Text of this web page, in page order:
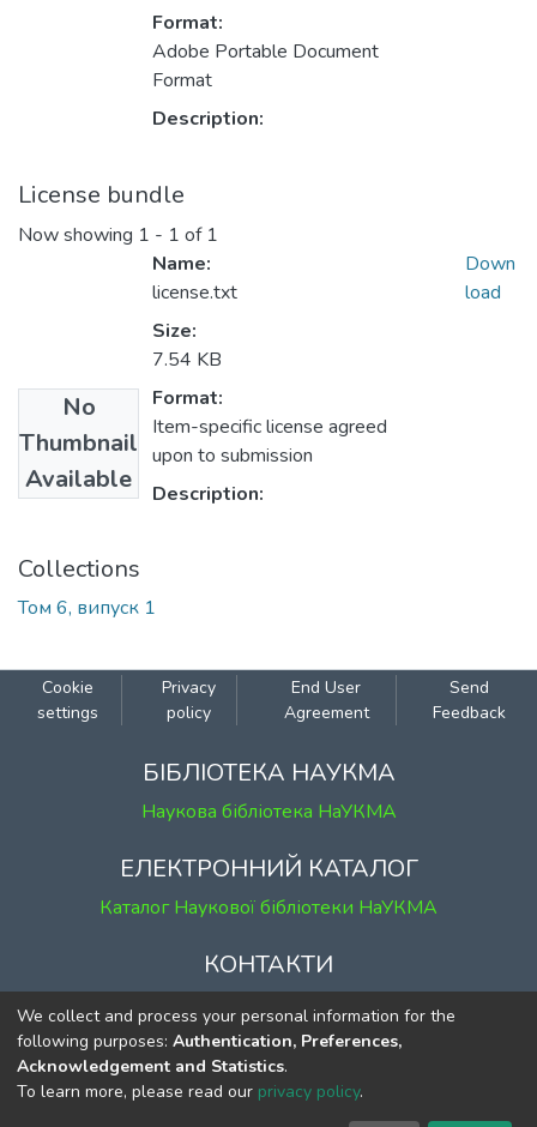
Format:
Adobe Portable Document
Format
Description:
License bundle
Now showing 1 - 1 of 1
No
Thumbnail
Available
Name:
license.txt
Size:
7.54 KB
Format:
Item-specific license agreed
upon to submission
Description:
Down
load
Collections
Том 6, випуск 1
Cookie
settings
Privacy
policy
End User
Agreement
Send
Feedback
БІБЛІОТЕКА НАУКМА
Наукова бібліотека НаУКМА
ЕЛЕКТРОННИЙ КАТАЛОГ
Каталог Наукової бібліотеки НаУКМА
КОНТАКТИ
м. Київ, вул. Григорія Сковороди, 2
к. 1, к. 120
тел. (044) 463-69-31
ekmair@ukma.edu.ua
We collect and process your personal information for the
following purposes: Authentication, Preferences,
Acknowledgement and Statistics.
To learn more, please read our privacy policy.